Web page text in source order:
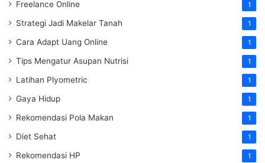
Freelance Online 1
Strategi Jadi Makelar Tanah 1
Cara Adapt Uang Online 1
Tips Mengatur Asupan Nutrisi 1
Latihan Plyometric 1
Gaya Hidup 1
Rekomendasi Pola Makan 1
Diet Sehat 1
Rekomendasi HP 1